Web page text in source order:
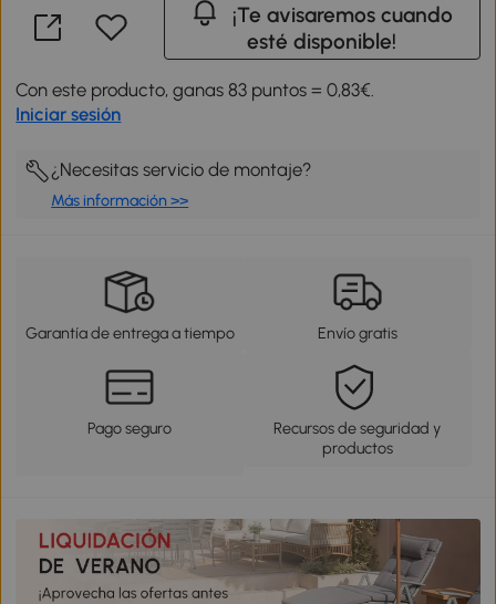
¡Te avisaremos cuando
esté disponible!
Con este producto, ganas 83 puntos = 0,83€.
Iniciar sesión
¿Necesitas servicio de montaje?
Más información >>
Garantía de entrega a tiempo Envío gratis
Pago seguro
Recursos de seguridad y
productos